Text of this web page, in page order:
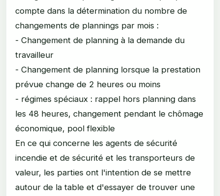
compte dans la détermination du nombre de
changements de plannings par mois :
- Changement de planning à la demande du
travailleur
- Changement de planning lorsque la prestation
prévue change de 2 heures ou moins
- régimes spéciaux : rappel hors planning dans
les 48 heures, changement pendant le chômage
économique, pool flexible
En ce qui concerne les agents de sécurité
incendie et de sécurité et les transporteurs de
valeur, les parties ont l'intention de se mettre
autour de la table et d'essayer de trouver une